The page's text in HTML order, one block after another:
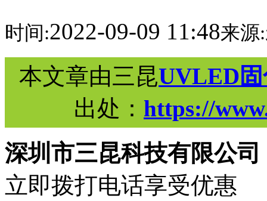
时间:2022-09-09 11:48来源:
本文章由三昆UVLED
出处： https://
深圳市三昆科技有限公司
立即拨打电话享受优惠